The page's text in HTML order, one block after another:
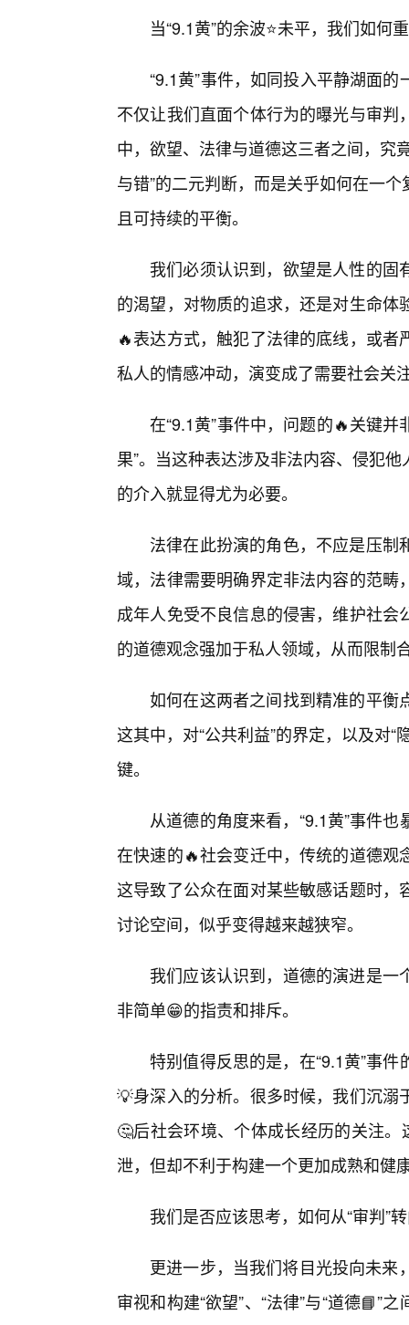
当“9.1黄”的余波⭐未平，我们如
“9.1黄”事件，如同投入平静湖面
不仅让我们直面个体行为的曝光与审
中，欲望、法律与道德这三者之间，究
与错”的二元判断，而是关乎如何在一
且可持续的平衡。
我们必须认识到，欲望是人性的
的渴望，对物质的追求，还是对生命
🔥表达方式，触犯了法律的底线，或
私人的情感冲动，演变成了需要社会关
在“9.1黄”事件中，问题的🔥关键
果”。当这种表达涉及非法内容、侵犯
的介入就显得尤为必要。
法律在此扮演的角色，不应是压
域，法律需要明确界定非法内容的范
成年人免受不良信息的侵害，维护社
的道德观念强加于私人领域，从而限制
如何在这两者之间找到精准的平衡
这其中，对“公共利益”的界定，以及对
键。
从道德的角度来看，“9.1黄”事件
在快速的🔥社会变迁中，传统的道德
这导致了公众在面对某些敏感话题时
讨论空间，似乎变得越来越狭窄。
我们应该认识到，道德的演进是
非简单😁的指责和排斥。
特别值得反思的是，在“9.1黄”事
💡身深入的分析。很多时候，我们沉
🤔后社会环境、个体成长经历的关注
泄，但却不利于构建一个更加成熟和健
我们是否应该思考，如何从“审判”转
更进一步，当我们将目光投向未来
审视和构建“欲望”、“法律”与“道德📘”